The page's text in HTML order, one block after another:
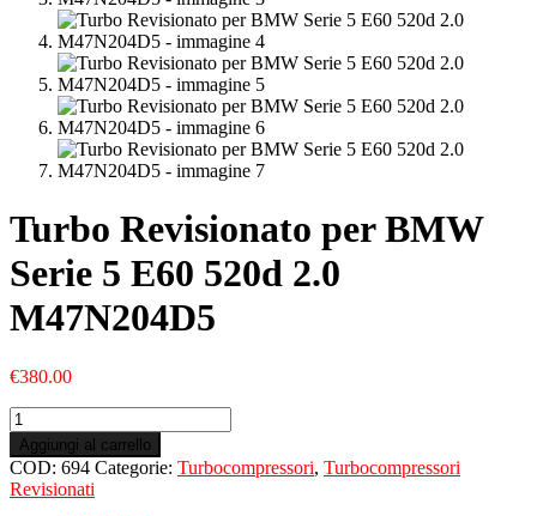
Turbo Revisionato per BMW
Serie 5 E60 520d 2.0
M47N204D5
€380.00
Turbo
Revisionato
per
BMW
Serie
Aggiungi al carrello
COD: 694 Categorie: Turbocompressori, Turbocompressori
Revisionati